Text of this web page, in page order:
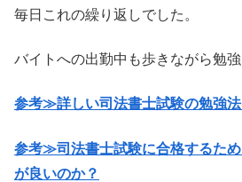
毎日これの繰り返しでした。
バイトへの出勤中も歩きながら勉強
参考≫詳しい司法書士試験の勉強
参考≫司法書士試験に合格するた
が良いのか？